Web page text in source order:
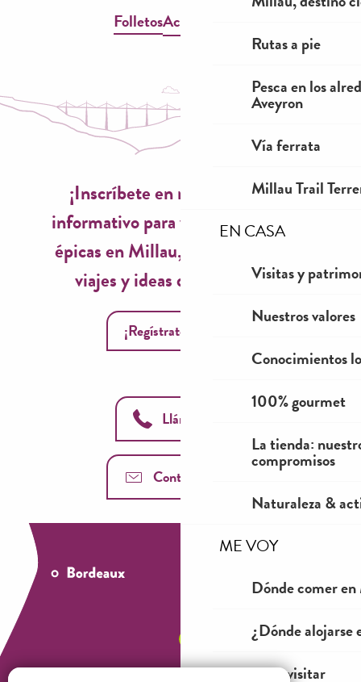
Rutas a pie
Pesca en los
Aveyron
Vía ferrata
Millau Trail
EN CASA
Visitas y
Nuestros valores
Conocimientos
100% gourmet
La tienda:
compromisos
Naturaleza &
ME VOY
Dónde comer
¿Dónde alojarse
Ver y visitar
FolletosAccesibilidad
¡Inscríbete en nuestro boletín
informativo para vivir experiencias
épicas en Millau, inspiraciones de
viajes y ideas de temporada!
¡Regístrate ahora!
Llámanos
Contáctenos